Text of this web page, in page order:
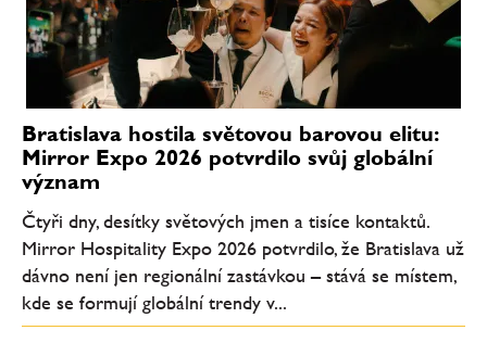
Bratislava hostila světovou barovou elitu:
Mirror Expo 2026 potvrdilo svůj globální
význam
Čtyři dny, desítky světových jmen a tisíce kontaktů.
Mirror Hospitality Expo 2026 potvrdilo, že Bratislava už
dávno není jen regionální zastávkou – stává se místem,
kde se formují globální trendy v...